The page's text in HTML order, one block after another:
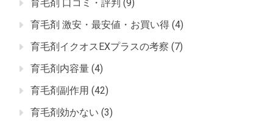
育毛剤 口コミ・評判 (9)
育毛剤 激安・最安値・お買い得 (4)
育毛剤イクオスEXプラスの考察 (7)
育毛剤内容量 (4)
育毛剤副作用 (42)
育毛剤効かない (3)